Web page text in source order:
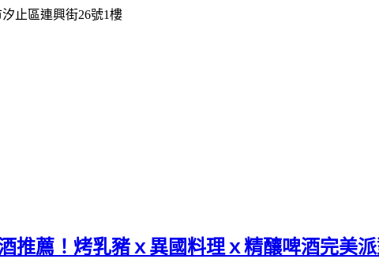
止區連興街26號1樓
推薦！烤乳豬ｘ異國料理ｘ精釀啤酒完美